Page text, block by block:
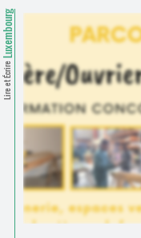
Lire et Écrire
Luxembourg